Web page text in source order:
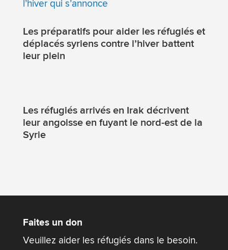
Les préparatifs pour aider les réfugiés et
déplacés syriens contre l’hiver battent
leur plein
Les réfugiés arrivés en Irak décrivent
leur angoisse en fuyant le nord-est de la
Syrie
Faites un don
Veuillez aider les réfugiés dans le besoin.